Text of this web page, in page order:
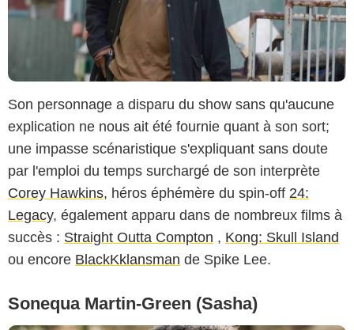
Son personnage a disparu du show sans qu'aucune
explication ne nous ait été fournie quant à son sort;
une impasse scénaristique s'expliquant sans doute
par l'emploi du temps surchargé de son interprète
Corey Hawkins, héros éphémère du spin-off 24:
Legacy, également apparu dans de nombreux films à
succès : Straight Outta Compton , Kong: Skull Island
ou encore BlackKklansman de Spike Lee.
Sonequa Martin-Green (Sasha)